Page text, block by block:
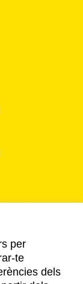
per
te
dels